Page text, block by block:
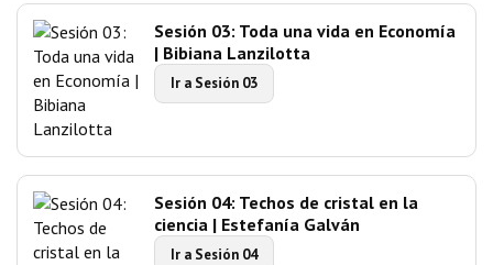
Sesión 03: Toda una vida en Economía
| Bibiana Lanzilotta
Ir a Sesión 03
Sesión 04: Techos de cristal en la
ciencia | Estefanía Galván
Ir a Sesión 04